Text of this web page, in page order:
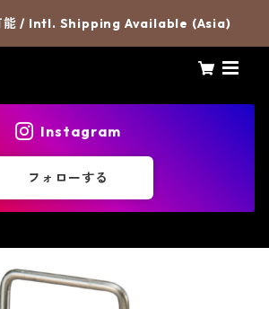
能 / Intl. Shipping Available (Asia)
Instagram
フォローする